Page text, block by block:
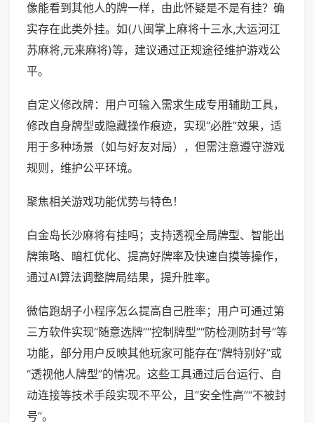
像能看到其他人的牌一样，由此怀疑是不是有挂？确
实存在此类外挂。如(八闽掌上麻将十三水,大运河江
苏麻将,元来麻将)等，建议通过正规途径维护游戏公
平。
自定义修改牌：用户可输入需求生成专用辅助工具，
修改自身牌型或隐藏操作痕迹，实现“必胜”效果，适
用于多种场景（如与好友对局），但需注意遵守游戏
规则，维护公平环境。
聚焦相关游戏功能优势与特色！
白金岛长沙麻将有挂吗；支持透视全局牌型、智能出
牌策略、暗杠优化、提高好牌率及快速自摸等操作，
通过AI算法调整牌局结果，提升胜率。
微信跑胡子小程序怎么提高自己胜率；用户可通过第
三方软件实现“随意选牌”“控制牌型”“防检测防封号”等
功能，部分用户反映其他玩家可能存在“牌特别好”或
“透视他人牌型”的情况。这些工具通过后台运行、自
动连接等技术手段实现不平公，且“安全性高”“不被封
号”。